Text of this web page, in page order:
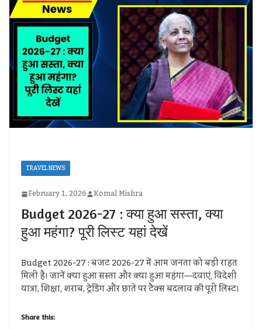
TRAVEL NEWS
February 1, 2026 Komal Mishra
Budget 2026-27 : क्या हुआ सस्ता, क्या
हुआ महंगा? पूरी लिस्ट यहां देखें
Budget 2026-27 : बजट 2026-27 में आम जनता को बड़ी राहत
मिली है। जानें क्या हुआ सस्ता और क्या हुआ महंगा—दवाएं, विदेशी
यात्रा, शिक्षा, शराब, ट्रेडिंग और छाते पर टैक्स बदलाव की पूरी लिस्ट।
Share this: